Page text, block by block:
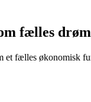
fælles
et fælles økonomisk